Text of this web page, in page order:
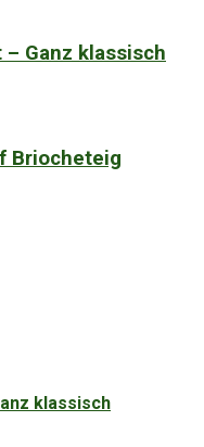
Ganz klassisch
Briocheteig
klassisch